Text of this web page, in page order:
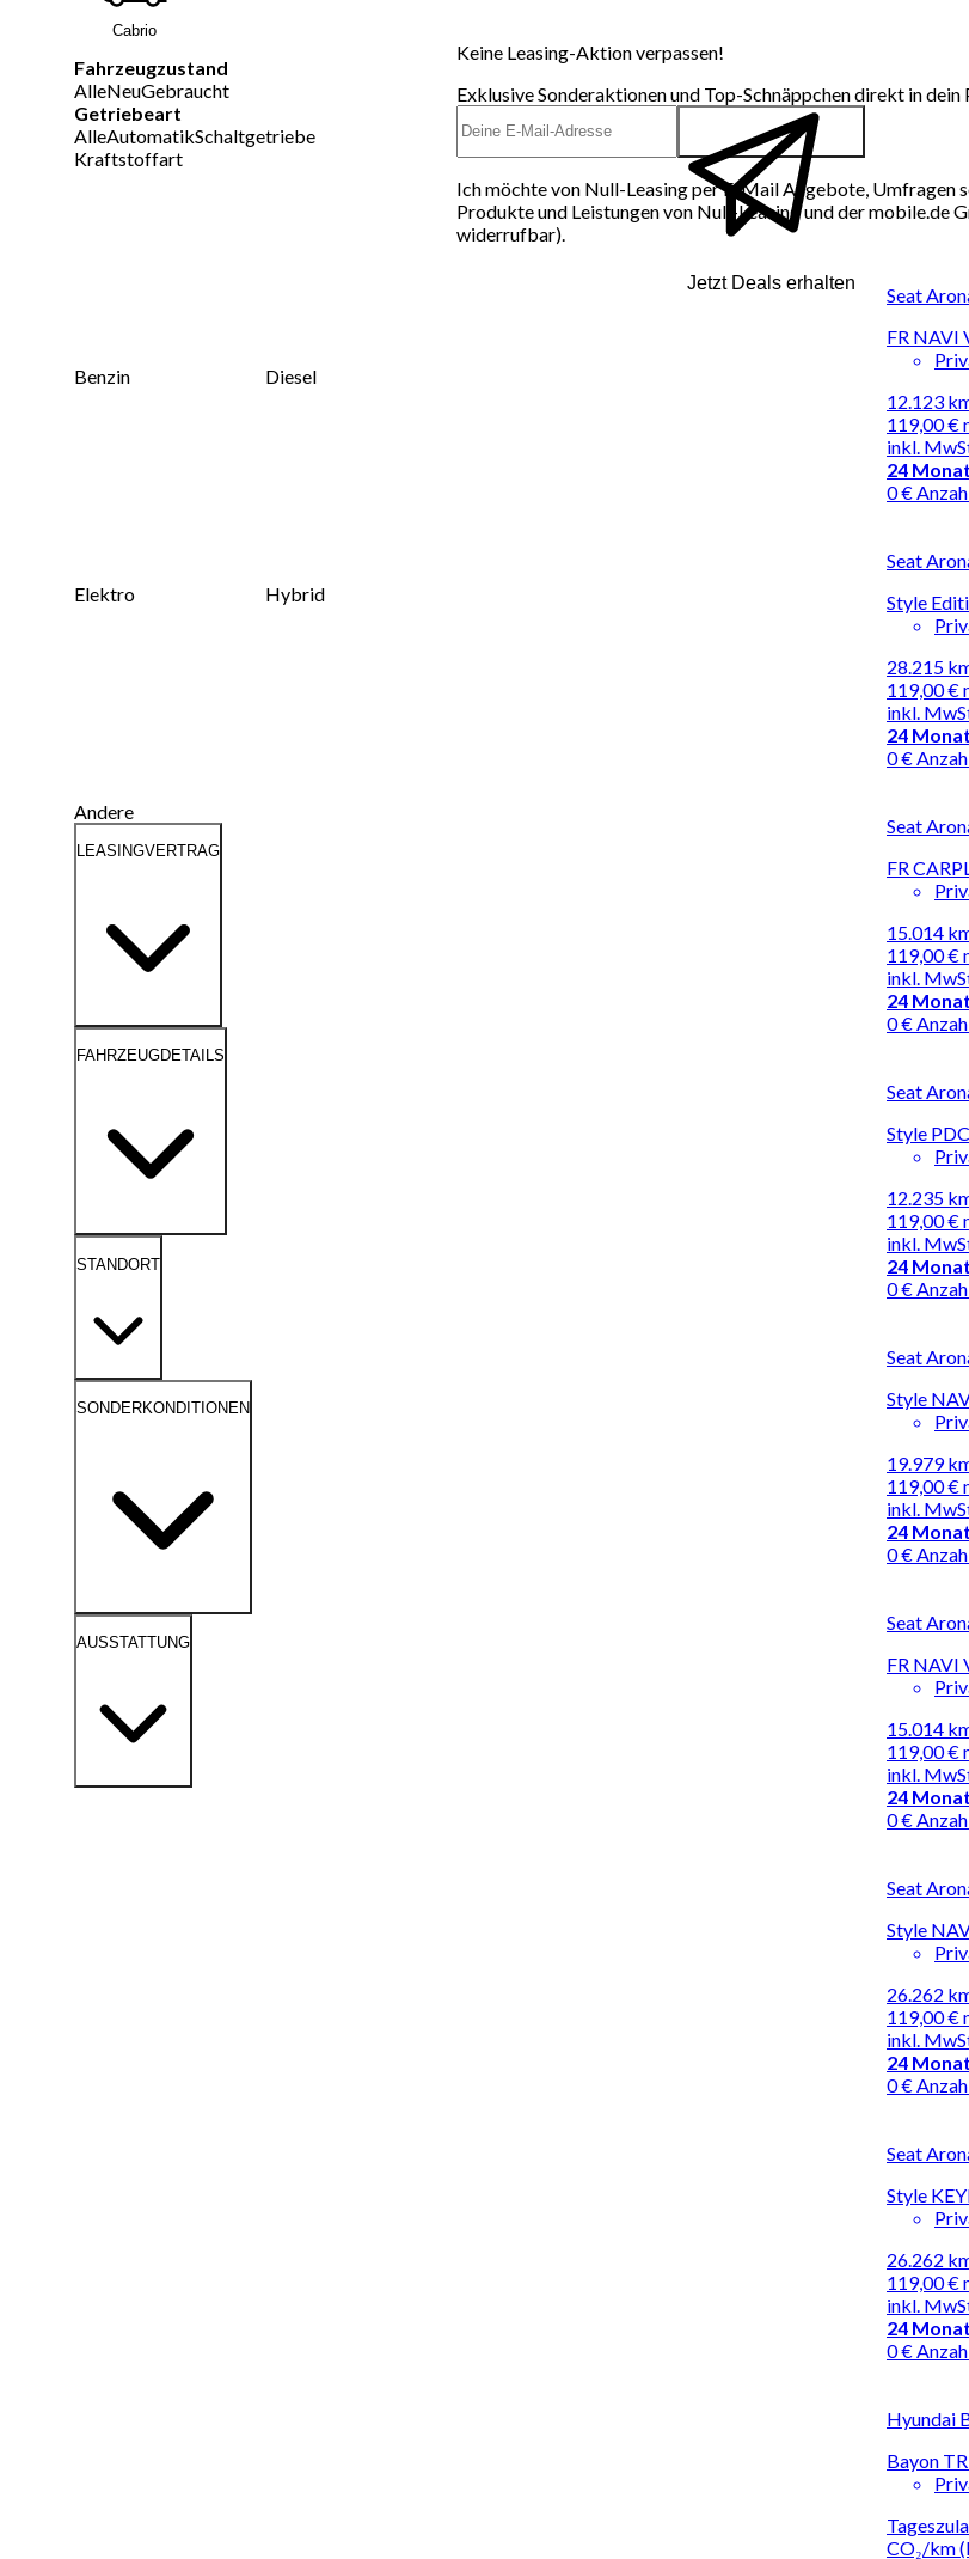
Cabrio
Fahrzeugzustand
AlleNeuGebraucht
Getriebeart
AlleAutomatikSchaltgetriebe
Kraftstoffart
Benzin Diesel
Elektro Hybrid
Andere
LEASINGVERTRAG
FAHRZEUGDETAILS
STANDORT
SONDERKONDITIONEN
AUSSTATTUNG
Keine Leasing-Aktion verpassen!
Exklusive Sonderaktionen und Top-Schnäppchen direkt in dein
Jetzt Deals erhalten
Ich möchte von Null-Leasing per E-Mail Angebote, Umfragen
Produkte und Leistungen von Null-Leasing und der mobile.de
widerrufbar).
Seat
FR NAVI
12.123
119,00 €
inkl.
24
0 €
Seat
Style
28.215
119,00 €
inkl.
24
0 €
Seat
FR
15.014
119,00 €
inkl.
24
0 €
Seat
Style
12.235
119,00 €
inkl.
24
0 €
Seat
Style
19.979
119,00 €
inkl.
24
0 €
Seat
FR NAVI
15.014
119,00 €
inkl.
24
0 €
Seat
Style
26.262
119,00 €
inkl.
24
0 €
Seat
Style
26.262
119,00 €
inkl.
24
0 €
Hyundai
Bayon
CO₂/km